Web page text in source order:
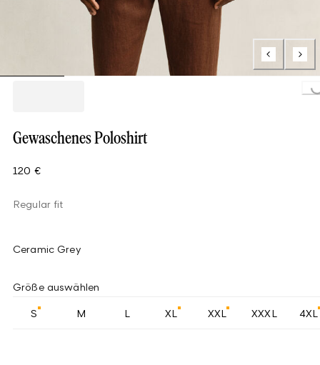
Loading...
Gewaschenes Poloshirt
120 €
Regular fit
Ceramic Grey
Größe auswählen
S M L XL XXL XXXL 4XL